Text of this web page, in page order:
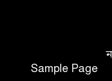
Sample Page